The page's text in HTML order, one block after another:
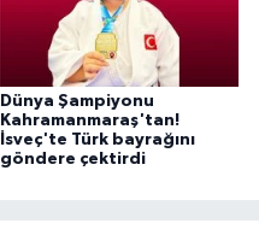
Dünya Şampiyonu
Kahramanmaraş'tan!
İsveç'te Türk bayrağını
göndere çektirdi